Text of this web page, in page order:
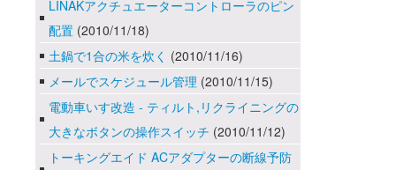
LINAKアクチュエーターコントローラのピン
配置 (2010/11/18)
土鍋で1合の米を炊く (2010/11/16)
メールでスケジュール管理 (2010/11/15)
電動車いす改造 - ティルト,リクライニングの
大きなボタンの操作スイッチ (2010/11/12)
トーキングエイド ACアダプターの断線予防